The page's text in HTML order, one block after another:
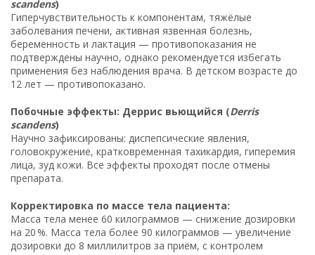
scandens)
Гиперчувствительность к компонентам, тяжёлые
заболевания печени, активная язвенная болезнь,
беременность и лактация — противопоказания не
подтверждены научно, однако рекомендуется избегать
применения без наблюдения врача. В детском возрасте до
12 лет — противопоказано.
Побочные эффекты: Деррис вьющийся (Derris
scandens)
Научно зафиксированы: диспепсические явления,
головокружение, кратковременная тахикардия, гиперемия
лица, зуд кожи. Все эффекты проходят после отмены
препарата.
Корректировка по массе тела пациента:
Масса тела менее 60 килограммов — снижение дозировки
на 20 %. Масса тела более 90 килограммов — увеличение
дозировки до 8 миллилитров за приём, с контролем